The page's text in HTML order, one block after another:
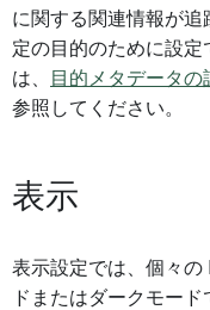
に関する関連情報が
定の目的のために設
は、
目的メタデータの
参照してください。
表示
表示設定では、個々
ドまたはダークモー